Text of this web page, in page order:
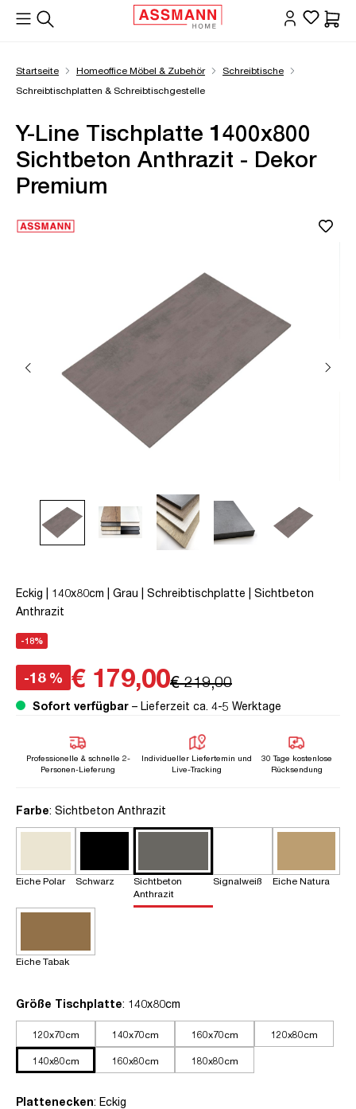
springen
Startseite Homeoffice Möbel & Zubehör
Schreibtische
Schreibtischplatten & Schreibtischgestelle
Y-Line Tischplatte 1400x800
Sichtbeton Anthrazit - Dekor
Premium
Eckig | 140x80cm | Grau | Schreibtischplatte | Sichtbeton
Anthrazit
-18%
-18 % € 179,00€ 219,00
Sofort verfügbar – Lieferzeit ca. 4-5 Werktage
Professionelle & schnelle 2-
Personen-Lieferung
Individueller Liefertemin und
Live-Tracking
30 Tage kostenlose
Rücksendung
Farbeauswählen
: Sichtbeton Anthrazit
Eiche Polar Schwarz
Sichtbeton
Anthrazit
Signalweiß Eiche Natura
Eiche Tabak
Größe Tischplatteauswählen
: 140x80cm
120x70cm 140x70cm 160x70cm 120x80cm
140x80cm 160x80cm 180x80cm
Platteneckenauswählen
: Eckig